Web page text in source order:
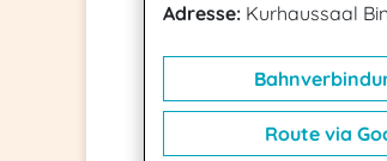
Adresse: Kurhaussaal
Route via